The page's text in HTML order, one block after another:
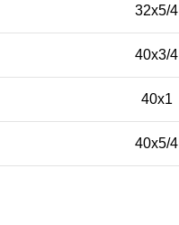
32х5/4
40х3/4
40х1
40х5/4